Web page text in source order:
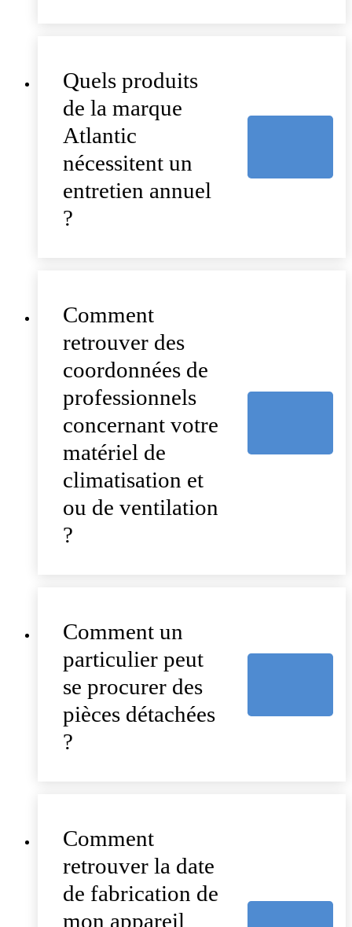
Quels produits
de la marque
Atlantic
nécessitent un
entretien annuel
?
Comment
retrouver des
coordonnées de
professionnels
concernant votre
matériel de
climatisation et
ou de ventilation
?
Comment un
particulier peut
se procurer des
pièces détachées
?
Comment
retrouver la date
de fabrication de
mon appareil